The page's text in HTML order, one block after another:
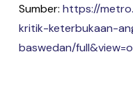
Sumber: https://
kritik-keterbukaan-
baswedan/